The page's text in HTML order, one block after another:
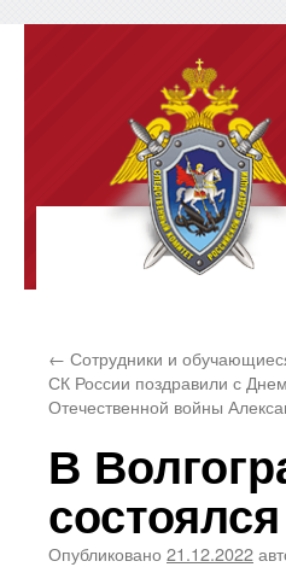
← Сотрудники и
СК России поздравили с
Отечественной войны
В
Опубликовано 21.12.2022